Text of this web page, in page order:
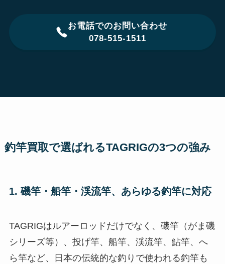
お電話でのお問い合わせ
078-515-1511
釣竿買取で選ばれるTAGRIGの3つの強み
1. 磯竿・船竿・渓流竿、あらゆる釣竿に対応
TAGRIGはルアーロッドだけでなく、磯竿（がま磯
シリーズ等）、投げ竿、船竿、渓流竿、鮎竿、へ
ら竿など、日本の伝統的な釣りで使われる釣竿も